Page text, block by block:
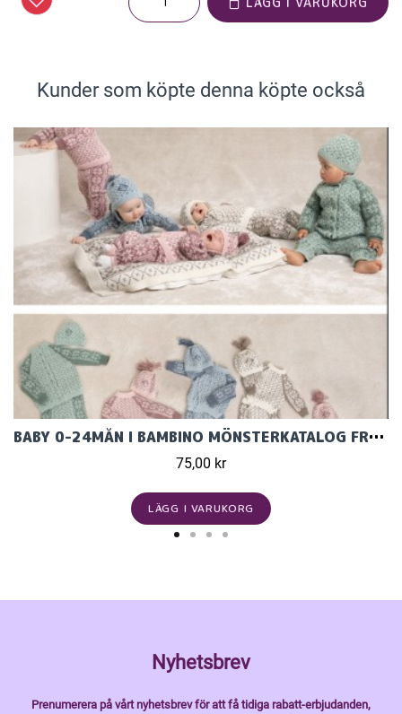
Kunder som köpte denna köpte också
BABY 0-24MÅN I BAMBINO MÖNSTERKATALOG FRÅN VIKING GARN 2304
75,00 kr
LÄGG I VARUKORG
Nyhetsbrev
Prenumerera på vårt nyhetsbrev för att få tidiga rabatt-erbjudanden,